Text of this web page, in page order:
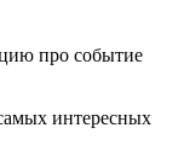
про событие
интересных